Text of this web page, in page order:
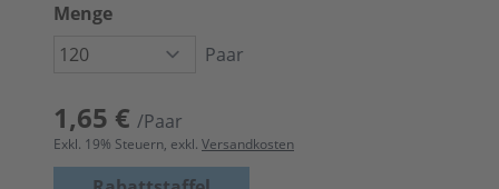
Menge
Paar
1,65 € /Paar
Exkl. 19% Steuern, exkl. Versandkosten